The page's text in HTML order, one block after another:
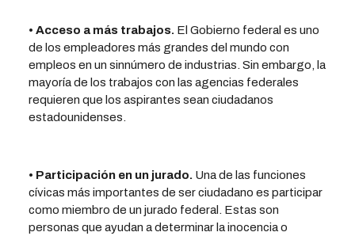
• Acceso a más trabajos. El Gobierno federal es uno
de los empleadores más grandes del mundo con
empleos en un sinnúmero de industrias. Sin embargo, la
mayoría de los trabajos con las agencias federales
requieren que los aspirantes sean ciudadanos
estadounidenses.
• Participación en un jurado. Una de las funciones
cívicas más importantes de ser ciudadano es participar
como miembro de un jurado federal. Estas son
personas que ayudan a determinar la inocencia o